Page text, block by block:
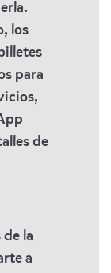
los
para
de
de la
a